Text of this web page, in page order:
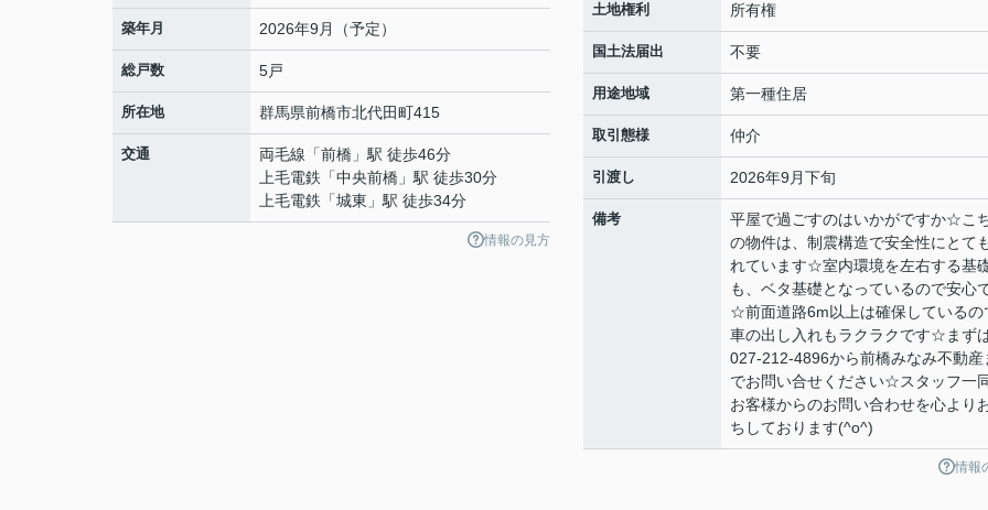
築年月 2026年9月（予定）
総戸数 5戸
所在地 群馬県前橋市北代田町415
交通 両毛線 「前橋 」駅 徒歩46分
上毛電鉄 「中央前橋 」駅 徒歩30分
上毛電鉄 「城東 」駅 徒歩34分
情報の見方
土地権利 所有権
国土法届出 不要
用途地域 第一種住居
取引態様 仲介
引渡し 2026年9月下旬
備考
平屋で過ごすのはいかがですか☆こ
の物件は、制震構造で安全性にとて
れています☆室内環境を左右する基
も、ベタ基礎となっているので安心
☆前面道路6m以上は確保しているの
車の出し入れもラクラクです☆まず
027-212-4896から前橋みなみ不動産
でお問い合せください☆スタッフ一
お客様からのお問い合わせを心より
ちしております(^o^)
情報